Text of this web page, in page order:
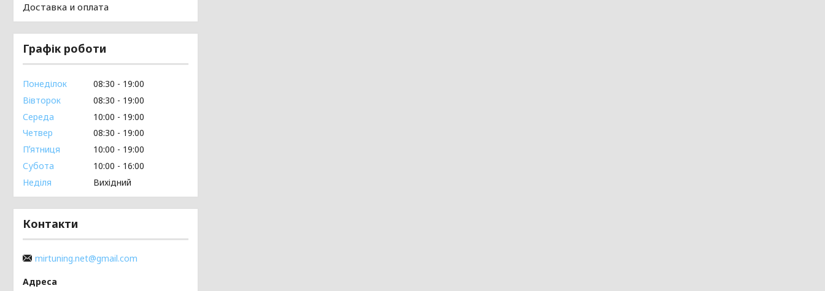
Доставка и оплата
Графік роботи
Понеділок 08:30
19:00
Вівторок
08:30
19:00
Середа
10:00
19:00
Четвер
08:30
19:00
Пʼятниця
10:00
19:00
Субота
10:00
16:00
Неділя
Вихідний
Контакти
mirtuning.net@gmail.com